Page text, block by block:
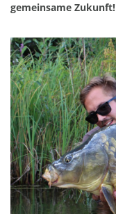
gemeinsame Zukunft!